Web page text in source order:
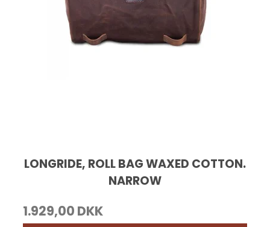
LONGRIDE, ROLL BAG WAXED COTTON.
NARROW
1.929,00 DKK